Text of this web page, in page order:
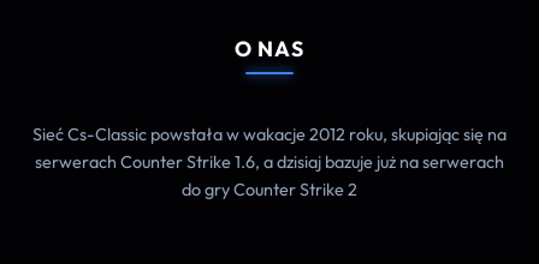
O NAS
Sieć Cs-Classic powstała w wakacje 2012 roku, skupiając się na
serwerach Counter Strike 1.6, a dzisiaj bazuje już na serwerach
do gry Counter Strike 2